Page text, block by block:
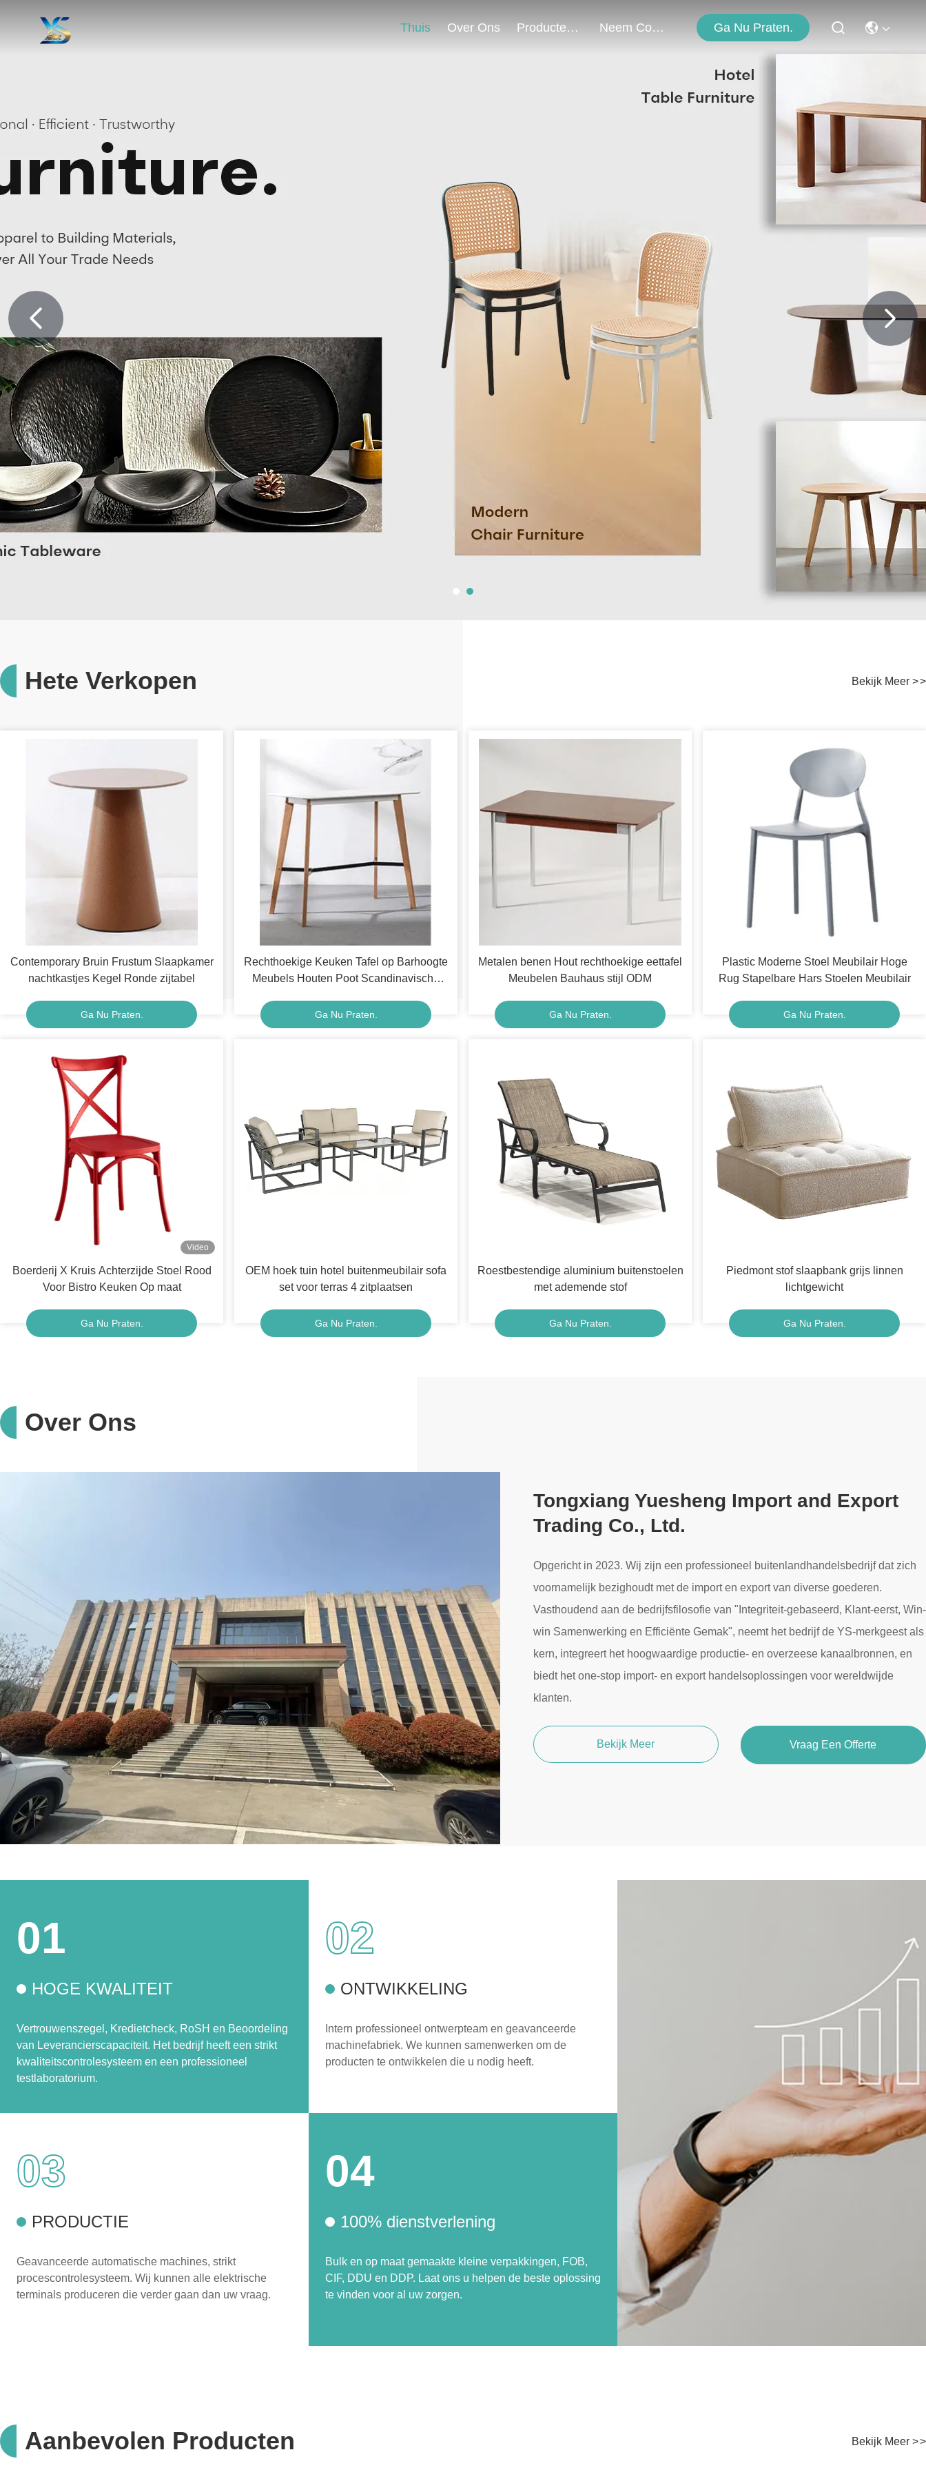
Thuis Over Ons Producten Neem Contact Met Ons Op Ga Nu Praten.
Hete Verkopen Bekijk Meer >>
Contemporary Bruin Frustum Slaapkamer
nachtkastjes Kegel Ronde zijtabel
Ga Nu Praten.
Rechthoekige Keuken Tafel op Barhoogte
Meubels Houten Poot Scandinavische
Ga Nu Praten.
Metalen benen Hout rechthoekige eettafel
Meubelen Bauhaus stijl ODM
Ga Nu Praten.
Plastic Moderne Stoel Meubilair Hoge
Rug Stapelbare Hars Stoelen Meubilair
Ga Nu Praten.
Video
Boerderij X Kruis Achterzijde Stoel Rood
Voor Bistro Keuken Op maat
Ga Nu Praten.
OEM hoek tuin hotel buitenmeubilair sofa
set voor terras 4 zitplaatsen
Ga Nu Praten.
Roestbestendige aluminium buitenstoelen
met ademende stof
Ga Nu Praten.
Piedmont stof slaapbank grijs linnen
lichtgewicht
Ga Nu Praten.
Over Ons
Tongxiang Yuesheng Import and Export
Trading Co., Ltd.
Opgericht in 2023. Wij zijn een professioneel buitenlandhandelsbedrijf dat zich
voornamelijk bezighoudt met de import en export van diverse goederen.
Vasthoudend aan de bedrijfsfilosofie van "Integriteit-gebaseerd, Klant-eerst, Win-
win Samenwerking en Efficiënte Gemak", neemt het bedrijf de YS-merkgeest als
kern, integreert het hoogwaardige productie- en overzeese kanaalbronnen, en
biedt het one-stop import- en export handelsoplossingen voor wereldwijde
klanten.
Bekijk Meer Vraag Een Offerte
01
HOGE KWALITEIT
Vertrouwenszegel, Kredietcheck, RoSH en Beoordeling
van Leverancierscapaciteit. Het bedrijf heeft een strikt
kwaliteitscontrolesysteem en een professioneel
testlaboratorium.
02
ONTWIKKELING
Intern professioneel ontwerpteam en geavanceerde
machinefabriek. We kunnen samenwerken om de
producten te ontwikkelen die u nodig heeft.
03
PRODUCTIE
Geavanceerde automatische machines, strikt
procescontrolesysteem. Wij kunnen alle elektrische
terminals produceren die verder gaan dan uw vraag.
04
100% dienstverlening
Bulk en op maat gemaakte kleine verpakkingen, FOB,
CIF, DDU en DDP. Laat ons u helpen de beste oplossing
te vinden voor al uw zorgen.
Aanbevolen Producten Bekijk Meer >>